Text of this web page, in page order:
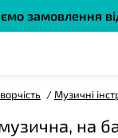
замовлення
Музичні
на